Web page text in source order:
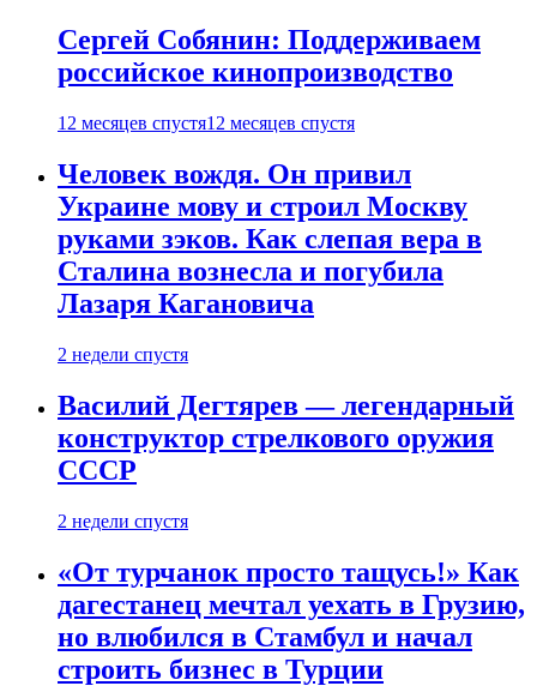
Сергей Собянин: Поддерживаем
российское кинопроизводство
12 месяцев спустя12 месяцев спустя
Человек вождя. Он привил
Украине мову и строил Москву
руками зэков. Как слепая вера в
Сталина вознесла и погубила
Лазаря Кагановича
2 недели спустя
Василий Дегтярев — легендарный
конструктор стрелкового оружия
СССР
2 недели спустя
«От турчанок просто тащусь!» Как
дагестанец мечтал уехать в Грузию,
но влюбился в Стамбул и начал
строить бизнес в Турции